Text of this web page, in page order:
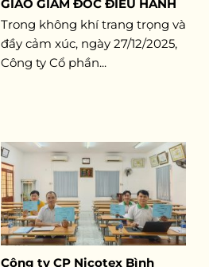
GIAO GIÁM ĐỐC ĐIỀU HÀNH
Trong không khí trang trọng và
đầy cảm xúc, ngày 27/12/2025,
Công ty Cổ phần...
Công ty CP Nicotex Bình